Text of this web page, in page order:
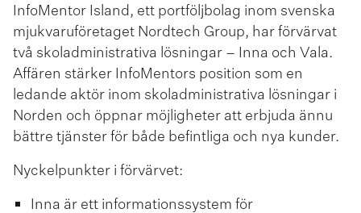
InfoMentor Island, ett portföljbolag inom svenska
mjukvaru­företaget Nordtech Group, har förvärvat
två skoladministrativa lösningar – Inna och Vala.
Affären stärker InfoMentors position som en
ledande aktör inom skoladministrativa lösningar i
Norden och öppnar möjligheter att erbjuda ännu
bättre tjänster för både befintliga och nya kunder.
Nyckelpunkter i förvärvet:
Inna är ett informationssystem för